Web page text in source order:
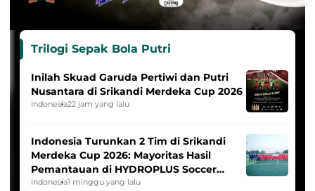
Trilogi Sepak Bola Putri
Inilah Skuad Garuda Pertiwi dan Putri
Nusantara di Srikandi Merdeka Cup 2026
Indonesia22 jam yang lalu
Indonesia Turunkan 2 Tim di Srikandi
Merdeka Cup 2026: Mayoritas Hasil
Pemantauan di HYDROPLUS Soccer
League
Indonesia1 minggu yang lalu